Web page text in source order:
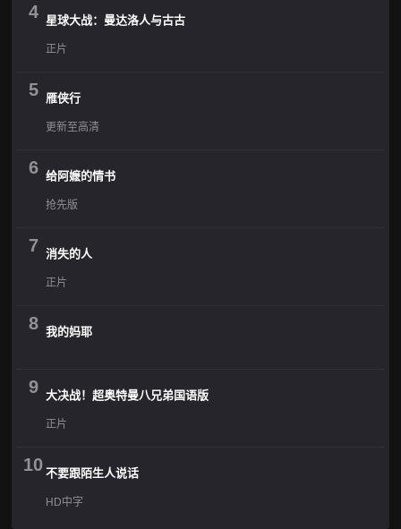
4 星球大战：曼达洛人与古古
正片
5 雁侠行
更新至高清
6 给阿嬷的情书
抢先版
7 消失的人
正片
8 我的妈耶
9 大决战！超奥特曼八兄弟国语版
正片
10 不要跟陌生人说话
HD中字